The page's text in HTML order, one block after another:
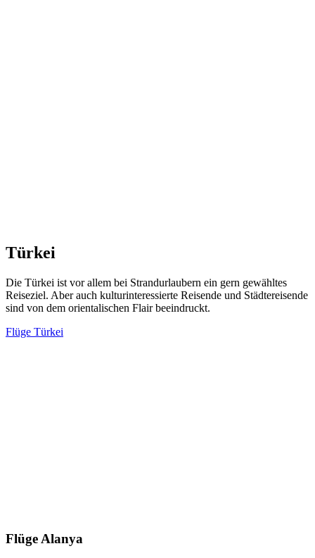
Türkei
Die Türkei ist vor allem bei Strandurlaubern ein gern gewähltes
Reiseziel. Aber auch kulturinteressierte Reisende und Städtereisende
sind von dem orientalischen Flair beeindruckt.
Flüge Türkei
Flüge Alanya